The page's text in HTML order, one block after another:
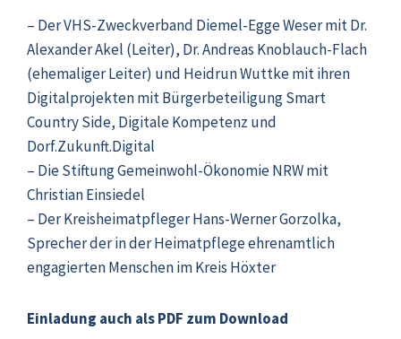
– Der VHS-Zweckverband Diemel-Egge Weser mit Dr.
Alexander Akel (Leiter), Dr. Andreas Knoblauch-Flach
(ehemaliger Leiter) und Heidrun Wuttke mit ihren
Digitalprojekten mit Bürgerbeteiligung Smart
Country Side, Digitale Kompetenz und
Dorf.Zukunft.Digital
– Die Stiftung Gemeinwohl-Ökonomie NRW mit
Christian Einsiedel
– Der Kreisheimatpfleger Hans-Werner Gorzolka,
Sprecher der in der Heimatpflege ehrenamtlich
engagierten Menschen im Kreis Höxter
Einladung auch als PDF zum Download